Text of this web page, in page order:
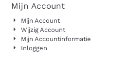
Mijn Account
Mijn Account
Wijzig Account
Mijn Accountinformatie
Inloggen